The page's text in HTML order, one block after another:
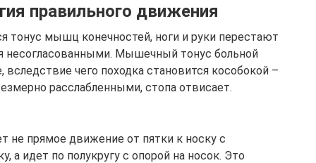
правильного движения
тонус мышц конечностей, ноги и руки перестают
несогласованными. Мышечный тонус больной
чего походка становится кособокой –
расслабленными, стопа отвисает.
не прямое движение от пятки к носку с
а идет по полукругу с опорой на носок. Это